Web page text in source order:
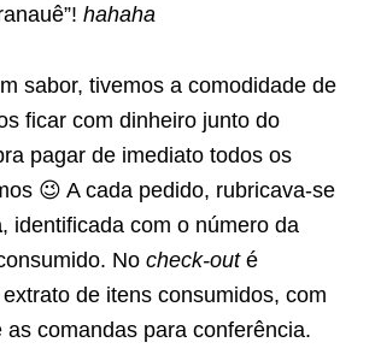
hahaha
sabor, tivemos a comodidade de
ficar com dinheiro junto do
pagar de imediato todos os
😉 A cada pedido, rubricava-se
, identificada com o número da
No check-outé
de itens consumidos, com
as comandas para conferência.